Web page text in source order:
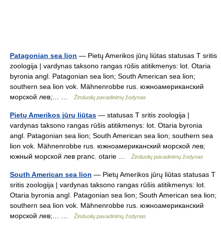
Patagonian sea lion — Pietų Amerikos jūrų liūtas statusas T sritis
zoologija | vardynas taksono rangas rūšis atitikmenys: lot. Otaria
byronia angl. Patagonian sea lion; South American sea lion;
southern sea lion vok. Mähnenrobbe rus. южноамериканский
морской лев;… …
Žinduolių pavadinimų žodynas
Pietų Amerikos jūrų liūtas — statusas T sritis zoologija |
vardynas taksono rangas rūšis atitikmenys: lot. Otaria byronia
angl. Patagonian sea lion; South American sea lion; southern sea
lion vok. Mähnenrobbe rus. южноамериканский морской лев;
южный морской лев pranc. otarie …
Žinduolių pavadinimų žodynas
South American sea lion — Pietų Amerikos jūrų liūtas statusas T
sritis zoologija | vardynas taksono rangas rūšis atitikmenys: lot.
Otaria byronia angl. Patagonian sea lion; South American sea lion;
southern sea lion vok. Mähnenrobbe rus. южноамериканский
морской лев;… …
Žinduolių pavadinimų žodynas